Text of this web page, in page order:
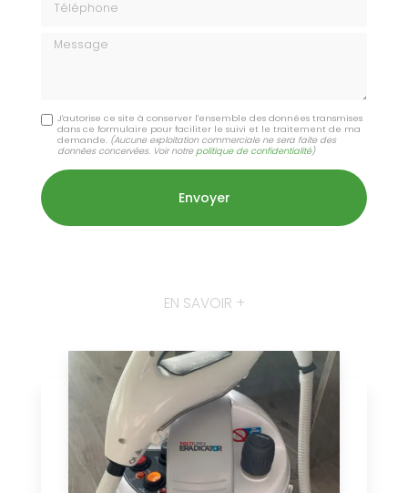
Message
J'autorise ce site à conserver l'ensemble des données transmises
dans ce formulaire pour faciliter le suivi et le traitement de ma
demande. (Aucune exploitation commerciale ne sera faite des
données concervées. Voir notre politique de confidentialité)
EN SAVOIR +